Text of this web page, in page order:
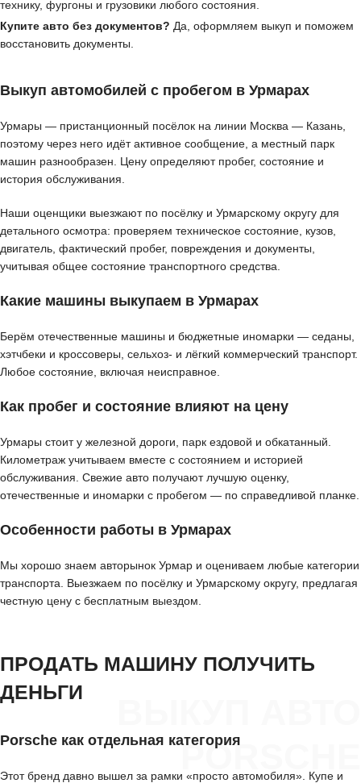
технику, фургоны и грузовики любого состояния.
Купите авто без документов? Да, оформляем выкуп и поможем
восстановить документы.
Выкуп автомобилей с пробегом в Урмарах
Урмары — пристанционный посёлок на линии Москва — Казань,
поэтому через него идёт активное сообщение, а местный парк
машин разнообразен. Цену определяют пробег, состояние и
история обслуживания.
Наши оценщики выезжают по посёлку и Урмарскому округу для
детального осмотра: проверяем техническое состояние, кузов,
двигатель, фактический пробег, повреждения и документы,
учитывая общее состояние транспортного средства.
Какие машины выкупаем в Урмарах
Берём отечественные машины и бюджетные иномарки — седаны,
хэтчбеки и кроссоверы, сельхоз- и лёгкий коммерческий транспорт.
Любое состояние, включая неисправное.
Как пробег и состояние влияют на цену
Урмары стоит у железной дороги, парк ездовой и обкатанный.
Километраж учитываем вместе с состоянием и историей
обслуживания. Свежие авто получают лучшую оценку,
отечественные и иномарки с пробегом — по справедливой планке.
Особенности работы в Урмарах
Мы хорошо знаем авторынок Урмар и оцениваем любые категории
транспорта. Выезжаем по посёлку и Урмарскому округу, предлагая
честную цену с бесплатным выездом.
PORSCHE
ПРОДАТЬ МАШИНУ ПОЛУЧИТЬ
ДЕНЬГИ
Porsche как отдельная категория
Этот бренд давно вышел за рамки «просто автомобиля». Купе и